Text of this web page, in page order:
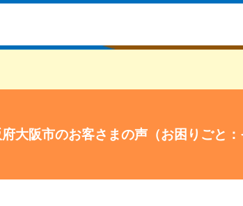
大阪市のお客さまの声（お困りごと：